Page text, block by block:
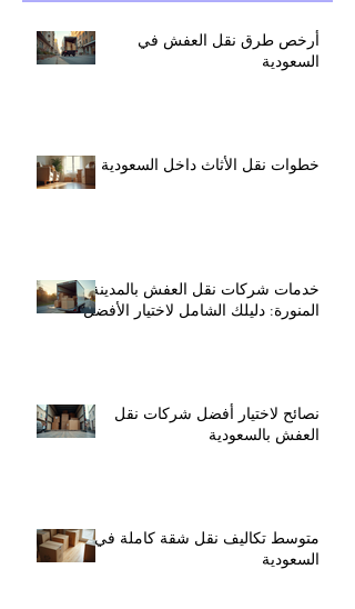
أرخص طرق نقل العفش في
السعودية
خطوات نقل الأثاث داخل السعودية
خدمات شركات نقل العفش بالمدينة
المنورة: دليلك الشامل لاختيار الأفضل
نصائح لاختيار أفضل شركات نقل
العفش بالسعودية
متوسط تكاليف نقل شقة كاملة في
السعودية